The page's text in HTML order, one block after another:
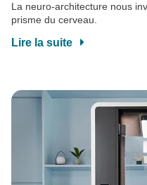
La neuro-architecture nous
prisme du cerveau.
Lire la suite